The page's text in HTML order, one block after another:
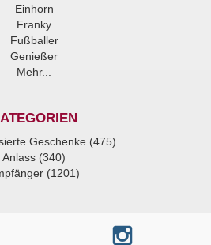
Einhorn
Franky
Fußballer
Genießer
Mehr...
Geschenke (475)
Anlass (340)
(1201)